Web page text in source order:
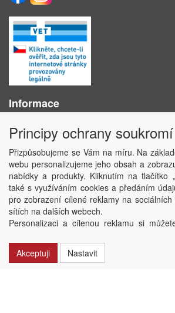
Informace
Obchodní podmínky
Ochrana osobních údajů
Kontakt
Losování účtenek
Aktuality
Nastavení soukromí
Copyright © ABRA Software
Principy ochrany soukromí
Přizpůsobujeme se Vám na míru. Na
webu personalizujeme jeho obsah a
nabídky a produkty. Kliknutím na tlačítko
také s využíváním cookies a předáním
pro zobrazení cílené reklamy na
sítích na dalších webech.
Personalizaci a cílenou reklamu si
Akceptuji
Nastavit